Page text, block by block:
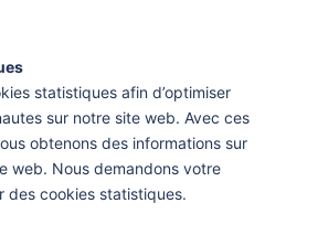
statistiques afin d’optimiser
sur notre site web. Avec ces
obtenons des informations sur
web. Nous demandons votre
des cookies statistiques.